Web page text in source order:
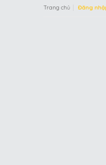
Trang chủ Đăng